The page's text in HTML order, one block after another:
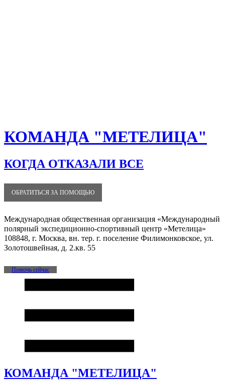
КОМАНДА "МЕТЕЛИЦА"
КОГДА ОТКАЗАЛИ ВСЕ
ОБРАТИТЬСЯ ЗА ПОМОЩЬЮ
Международная общественная организация «Международный
полярный экспедиционно-спортивный центр «Метелица»
108848, г. Москва, вн. тер. г. поселение Филимонковское, ул.
Золотошвейная, д. 2.кв. 55
Помочь сейчас
КОМАНДА "МЕТЕЛИЦА"